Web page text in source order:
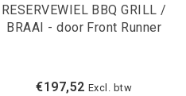
RESERVEWIEL BBQ GRILL /
BRAAI - door Front Runner
€197,52 Excl. btw